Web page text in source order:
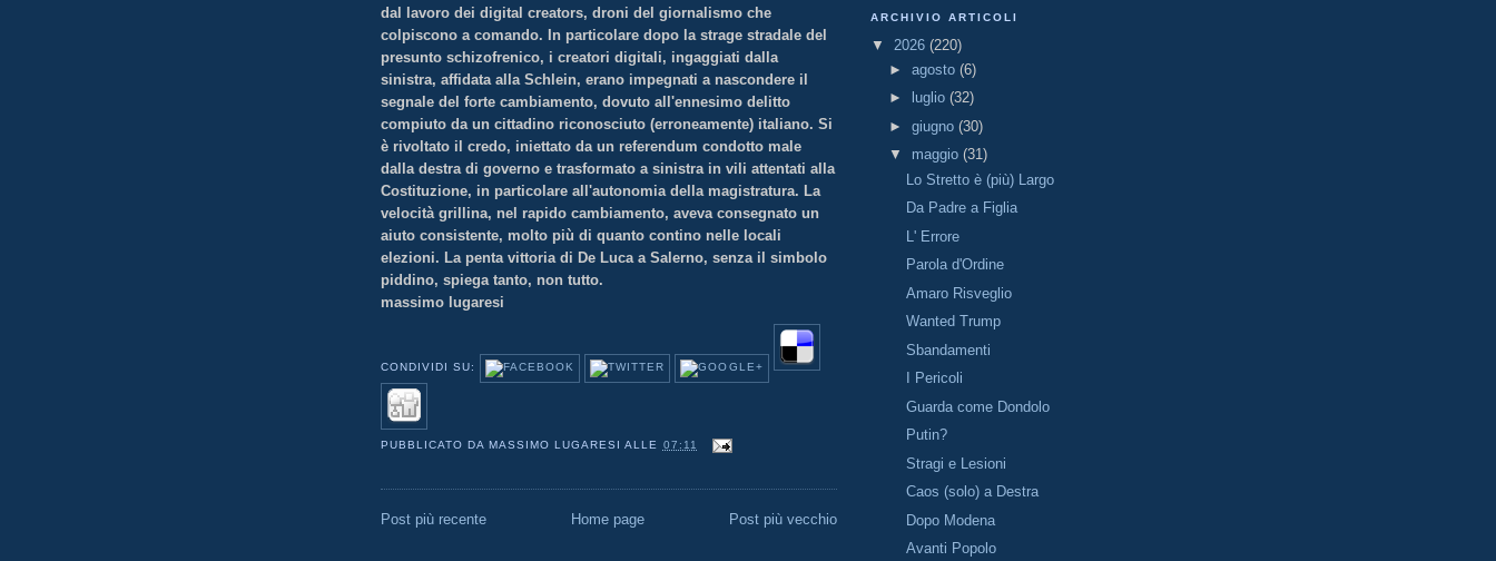
dal lavoro dei digital creators, droni del giornalismo che
colpiscono a comando. In particolare dopo la strage stradale del
presunto schizofrenico, i creatori digitali, ingaggiati dalla
sinistra, affidata alla Schlein, erano impegnati a nascondere il
segnale del forte cambiamento, dovuto all'ennesimo delitto
compiuto da un cittadino riconosciuto (erroneamente) italiano. Si
è rivoltato il credo, iniettato da un referendum condotto male
dalla destra di governo e trasformato a sinistra in vili attentati alla
Costituzione, in particolare all'autonomia della magistratura. La
velocità grillina, nel rapido cambiamento, aveva consegnato un
aiuto consistente, molto più di quanto contino nelle locali
elezioni. La penta vittoria di De Luca a Salerno, senza il simbolo
piddino, spiega tanto, non tutto.
massimo lugaresi
CONDIVIDI SU:
PUBBLICATO DA MASSIMO LUGARESI ALLE 07:11
Post più recente Post più vecchio
Home page
ARCHIVIO ARTICOLI
▼ 2026 (220)
► agosto (6)
►
luglio (32)
► giugno (30)
▼ maggio (31)
Lo Stretto è (più) Largo
Da Padre a Figlia
L' Errore
Parola d'Ordine
Amaro Risveglio
Wanted Trump
Sbandamenti
I Pericoli
Guarda come Dondolo
Putin?
Stragi e Lesioni
Caos (solo) a Destra
Dopo Modena
Avanti Popolo